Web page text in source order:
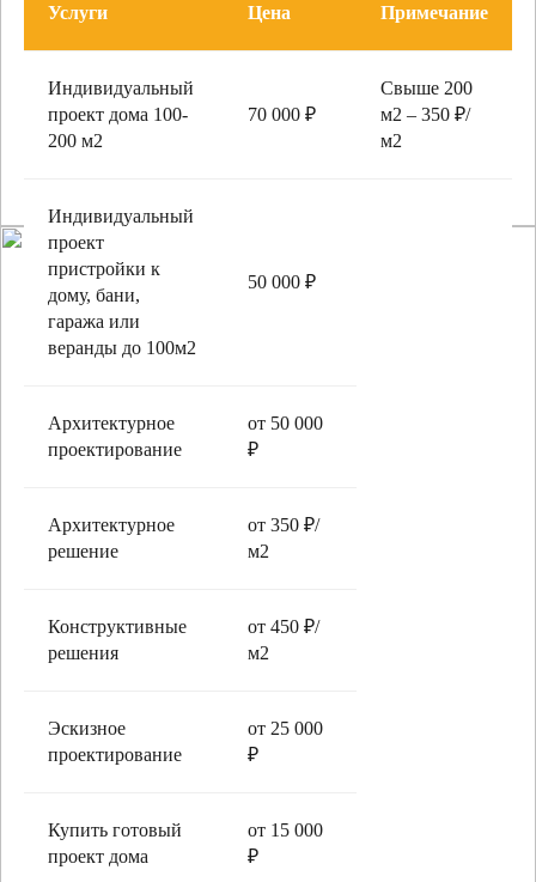
Услуги Цена Примечание
Индивидуальный
проект дома 100-
200 м2
70 000 ₽
Свыше 200
м2 – 350 ₽/
м2
Индивидуальный
проект
пристройки к
дому, бани,
гаража или
веранды до 100м2
50 000 ₽
Архитектурное
проектирование
от 50 000
₽
Архитектурное
решение
от 350 ₽/
м2
Конструктивные
решения
от 450 ₽/
м2
Эскизное
проектирование
от 25 000
₽
Купить готовый
проект дома
от 15 000
₽